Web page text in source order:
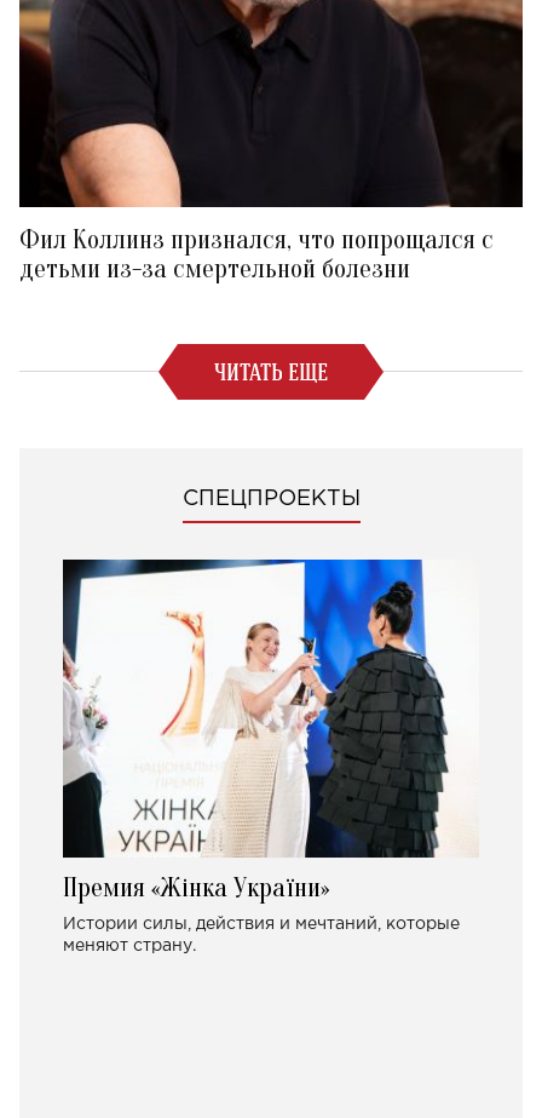
Фил Коллинз признался, что попрощался с
детьми из-за смертельной болезни
ЧИТАТЬ ЕЩЕ
СПЕЦПРОЕКТЫ
Премия «Жінка України»
Истории силы, действия и мечтаний, которые
меняют страну.